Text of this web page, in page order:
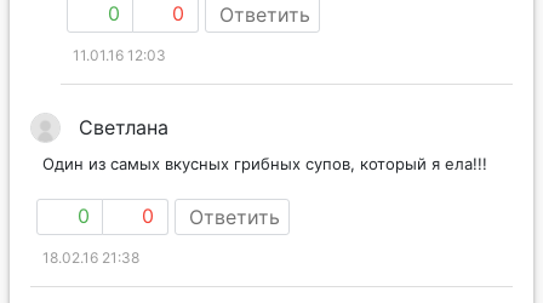
0 0 Ответить
11.01.16 12:03
Светлана
Один из самых вкусных грибных супов, который я ела!!!
0 0 Ответить
18.02.16 21:38